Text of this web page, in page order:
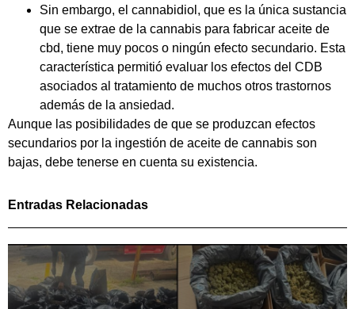
Sin embargo, el cannabidiol, que es la única sustancia
que se extrae de la cannabis para fabricar aceite de
cbd, tiene muy pocos o ningún efecto secundario. Esta
característica permitió evaluar los efectos del CDB
asociados al tratamiento de muchos otros trastornos
además de la ansiedad.
Aunque las posibilidades de que se produzcan efectos
secundarios por la ingestión de aceite de cannabis son
bajas, debe tenerse en cuenta su existencia.
Entradas Relacionadas